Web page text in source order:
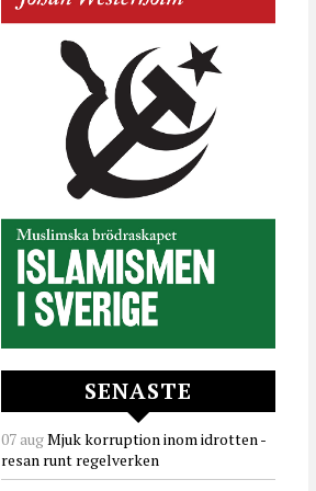
SENASTE
07 augMjuk korruption inom idrotten -
resan runt regelverken